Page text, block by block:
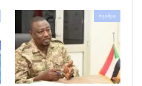
سياسية